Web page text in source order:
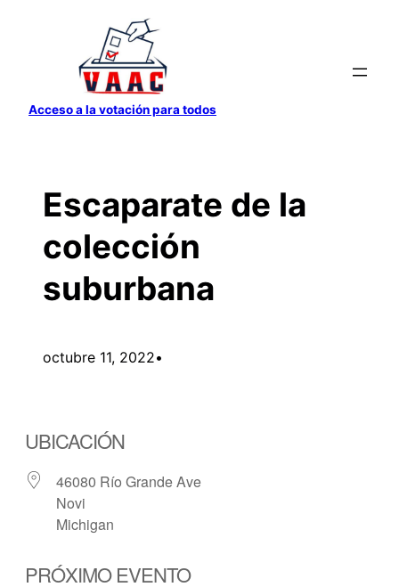
contenido
Acceso a la votación para todos
Escaparate de la
colección
suburbana
octubre 11, 2022•
UBICACIÓN
46080 Río Grande Ave
Novi
Michigan
PRÓXIMO EVENTO